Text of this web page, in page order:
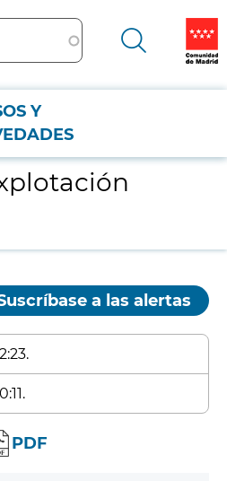
Y
a las alertas
PDF